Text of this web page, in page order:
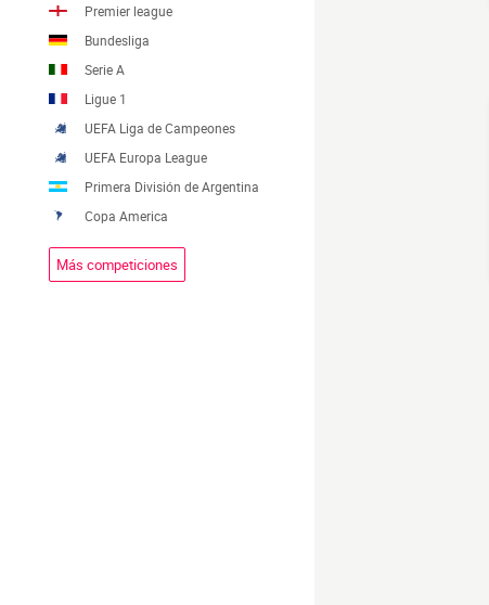
Premier league
Bundesliga
Serie A
Ligue 1
UEFA Liga de Campeones
UEFA Europa League
Primera División de Argentina
Copa America
Más competiciones